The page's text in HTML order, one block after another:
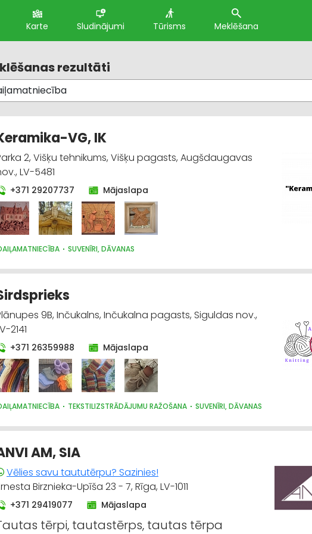
Karte Sludinājumi Tūrisms Meklēšana
rezultāti
VG, IK
2, Višķu tehnikums, Višķu pagasts, Augšdaugavas
LV-5481
+371 29207737 Mājaslapa
SUVENĪRI, DĀVANAS
9B, Inčukalns, Inčukalna pagasts, Siguldas nov.,
2141
+371 26359988 Mājaslapa
TEKSTILIZSTRĀDĀJUMU RAŽOŠANA SUVENĪRI, DĀVANAS
AM, SIA
Vēlies savu taututērpu? Sazinies!
Birznieka-Upīša 23 - 7, Rīga, LV-1011
+371 29419077 Mājaslapa
tērpi, tautastērps, tautas tērpa